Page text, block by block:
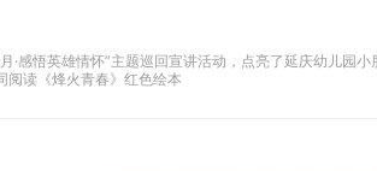
·感悟英雄情怀”主题巡回宣讲活动，点亮了延庆幼儿园
阅读《烽火青春》红色绘本